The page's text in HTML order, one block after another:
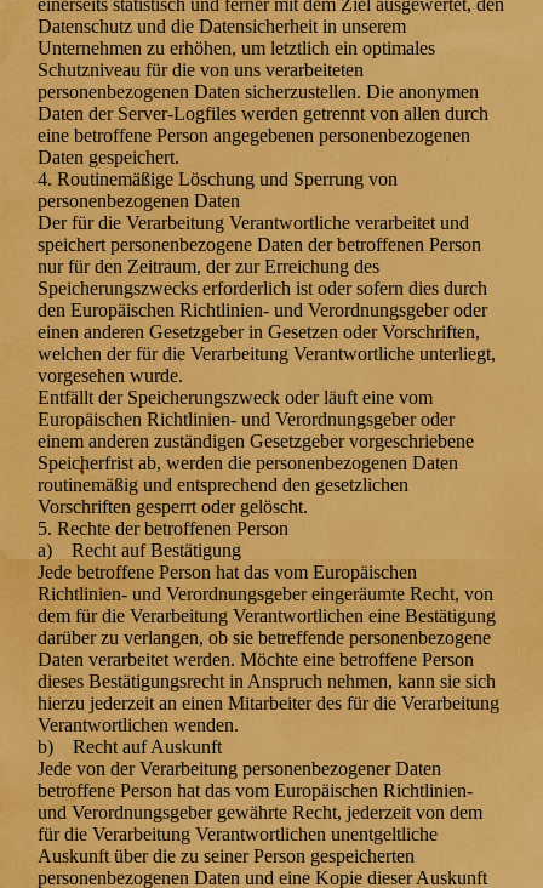
einerseits statistisch und ferner mit dem Ziel ausgewertet, den
Datenschutz und die Datensicherheit in unserem
Unternehmen zu erhöhen, um letztlich ein optimales
Schutzniveau für die von uns verarbeiteten
personenbezogenen Daten sicherzustellen. Die anonymen
Daten der Server-Logfiles werden getrennt von allen durch
eine betroffene Person angegebenen personenbezogenen
Daten gespeichert.
4. Routinemäßige Löschung und Sperrung von
personenbezogenen Daten
Der für die Verarbeitung Verantwortliche verarbeitet und
speichert personenbezogene Daten der betroffenen Person
nur für den Zeitraum, der zur Erreichung des
Speicherungszwecks erforderlich ist oder sofern dies durch
den Europäischen Richtlinien- und Verordnungsgeber oder
einen anderen Gesetzgeber in Gesetzen oder Vorschriften,
welchen der für die Verarbeitung Verantwortliche unterliegt,
vorgesehen wurde.
Entfällt der Speicherungszweck oder läuft eine vom
Europäischen Richtlinien- und Verordnungsgeber oder
einem anderen zuständigen Gesetzgeber vorgeschriebene
Speicherfrist ab, werden die personenbezogenen Daten
routinemäßig und entsprechend den gesetzlichen
Vorschriften gesperrt oder gelöscht.
5. Rechte der betroffenen Person
a) Recht auf Bestätigung
Jede betroffene Person hat das vom Europäischen
Richtlinien- und Verordnungsgeber eingeräumte Recht, von
dem für die Verarbeitung Verantwortlichen eine Bestätigung
darüber zu verlangen, ob sie betreffende personenbezogene
Daten verarbeitet werden. Möchte eine betroffene Person
dieses Bestätigungsrecht in Anspruch nehmen, kann sie sich
hierzu jederzeit an einen Mitarbeiter des für die Verarbeitung
Verantwortlichen wenden.
b) Recht auf Auskunft
Jede von der Verarbeitung personenbezogener Daten
betroffene Person hat das vom Europäischen Richtlinien-
und Verordnungsgeber gewährte Recht, jederzeit von dem
für die Verarbeitung Verantwortlichen unentgeltliche
Auskunft über die zu seiner Person gespeicherten
personenbezogenen Daten und eine Kopie dieser Auskunft